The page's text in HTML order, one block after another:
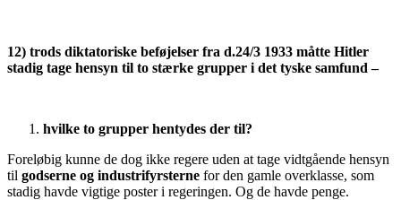
12) trods diktatoriske beføjelser fra d.24/3 1933 måtte Hitler
stadig tage hensyn til to stærke grupper i det tyske samfund –
hvilke to grupper hentydes der til?
Foreløbig kunne de dog ikke regere uden at tage vidtgående hensyn
til godserne og industrifyrsterne for den gamle overklasse, som
stadig havde vigtige poster i regeringen. Og de havde penge.